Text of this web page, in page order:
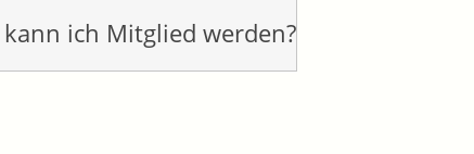
kann ich Mitglied werden?